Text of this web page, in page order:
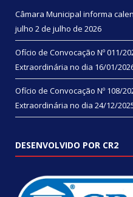
Câmara Municipal informa
julho 2 de julho de 2026
Ofício de Convocação Nº 011/
Extraordinária no dia 16/01/
Ofício de Convocação Nº 108/
Extraordinária no dia 24/12/
DESENVOLVIDO POR CR2